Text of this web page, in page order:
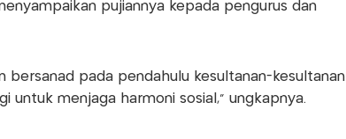
pujiannya kepada pengurus dan
bersanad pada pendahulu kesultanan-kesultanan
untuk menjaga harmoni sosial,” ungkapnya.